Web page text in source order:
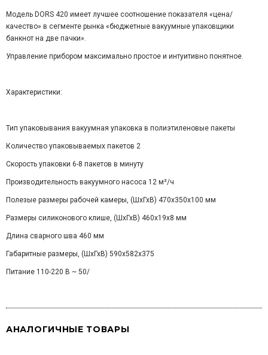
Модель DORS 420 имеет лучшее соотношение показателя «цена/
качество» в сегменте рынка «бюджетные вакуумные упаковщики
банкнот на две пачки».
Управление прибором максимально простое и интуитивно понятное.
Характеристики:
Тип упаковывания вакуумная упаковка в полиэтиленовые пакеты
Количество упаковываемых пакетов 2
Скорость упаковки 6-8 пакетов в минуту
Производительность вакуумного насоса 12 м³/ч
Полезые размеры рабочей камеры, (ШхГхВ) 470х350х100 мм
Размеры силиконового клише, (ШхГхВ) 460х19х8 мм
Длина сварного шва 460 мм
Габаритные размеры, (ШхГхВ) 590х582х375
Питание 110-220 В ~ 50/
АНАЛОГИЧНЫЕ ТОВАРЫ